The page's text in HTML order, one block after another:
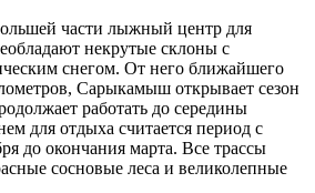
части лыжный центр для
некрутые склоны с
снегом. От него ближайшего
Сарыкамыш открывает сезон
работать до середины
для отдыха считается период с
до окончания марта. Все трассы
сосновые леса и великолепные